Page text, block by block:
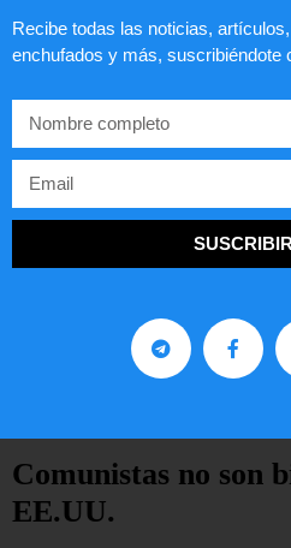
LEER ARTÍCULO...
Comunistas no son
EE.UU.
Recibe todas las noticias,
enchufados y más, suscribiéndote